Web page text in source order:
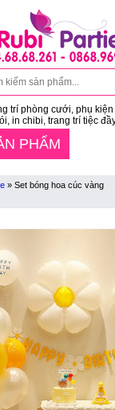
trí phòng cưới, phụ
in chibi, trang trí tiệc
PHẨM
» Set bóng hoa cúc vàng